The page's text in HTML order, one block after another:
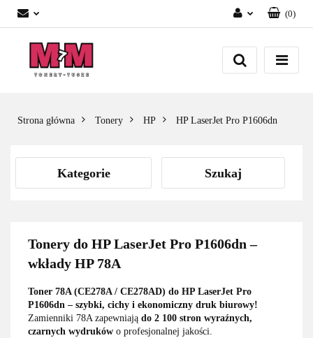
Zaloguj się
Załóż konto
(0)
Strona główna Tonery HP HP LaserJet Pro P1606dn
Kategorie Szukaj
Tonery do HP LaserJet Pro P1606dn –
wkłady HP 78A
Toner 78A (CE278A / CE278AD) do HP LaserJet Pro
P1606dn – szybki, cichy i ekonomiczny druk biurowy!
Zamienniki 78A zapewniają do 2 100 stron wyraźnych,
czarnych wydruków o profesjonalnej jakości.